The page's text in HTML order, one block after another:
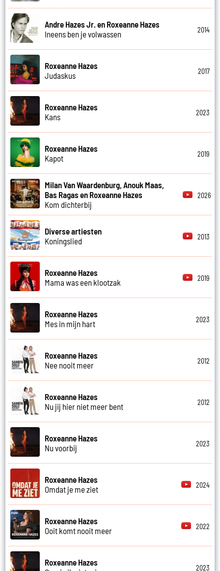
Andre Hazes Jr. en Roxeanne Hazes
Ineens ben je volwassen
2014
Roxeanne Hazes
Judaskus
2017
Roxeanne Hazes
Kans
2023
Roxeanne Hazes
Kapot
2019
Milan Van Waardenburg, Anouk Maas,
Bas Ragas en Roxeanne Hazes
Kom dichterbij
2026
Diverse artiesten
Koningslied
2013
Roxeanne Hazes
Mama was een klootzak
2019
Roxeanne Hazes
Mes in mijn hart
2023
Roxeanne Hazes
Nee nooit meer
2012
Roxeanne Hazes
Nu jij hier niet meer bent
2012
Roxeanne Hazes
Nu voorbij
2023
Roxeanne Hazes
Omdat je me ziet
2024
Roxeanne Hazes
Ooit komt nooit meer
2022
Roxeanne Hazes
2023